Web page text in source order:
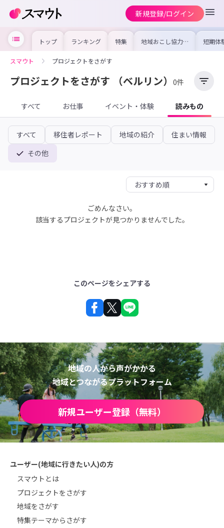
新規登録/ログイン
トップ ランキング 特集 地域おこし協力隊
の求人やイベント
を集めました！仕
けよう
短期体
り〜数
域を知
スマウト プロジェクトをさがす
プロジェクトをさがす （ベルリン） 0件
すべて お仕事 イベント・体験 読みもの
すべて 移住者レポート 地域の紹介
住まい情報
その他
ごめんなさい。
該当するプロジェクトが見つかりませんでした。
このページをシェアする
地域の人から声がかかる
地域とつながるプラットフォーム
新規ユーザー登録（無料）
ユーザー(地域に行きたい人)の方
スマウトとは
プロジェクトをさがす
地域をさがす
特集テーマからさがす